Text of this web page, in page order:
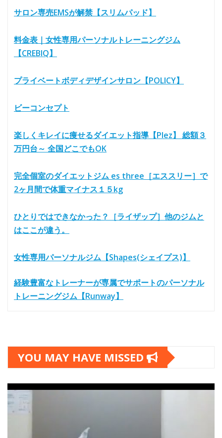
サロン専売EMSが解禁【スリムパッド】
料金表｜女性専用パーソナルトレーニングジム
【CREBIQ】
プライベートボディデザインサロン【POLICY】
ビーコンセプト
楽しくキレイに痩せるダイエット指導【Plez】 総額３
万円台～ 全国どこでもOK
完全個室のダイエットジム es three［エススリー］で
2ヶ月間で体重マイナス１５kg
ひとりではできなかった？［ライザップ］他のジムと
はここが違う。
女性専用パーソナルジム【Shapes(シェイプス)】
経験豊富なトレーナーが専属でサポートのパーソナル
トレーニングジム【Runway】
YOU MAY HAVE MISSED